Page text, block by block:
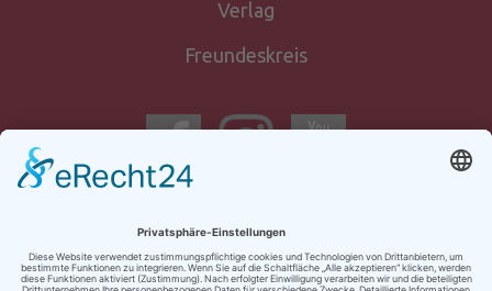
Verlag
Freundeskreis
anmeldung
Kontakt